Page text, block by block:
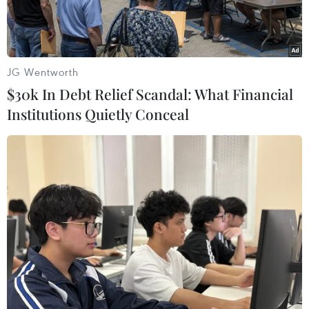
Trụ sở Tập đoàn Dầu khí Việt Nam. (Ảnh: Đức Duy/Vietnam+)
Tập đoàn Dầu khí Việt Nam (PVN) cho biết,
kết
thúc quý 1, tập đoàn đã cơ bản hoàn thành các
chỉ tiêu, kế hoạch đặt ra.
Bên cạnh đó, PVN cũng tiếp tục hoàn thiện công
JG Wentworth
$30k In Debt Relief Scandal: What Financial
Institutions Quietly Conceal